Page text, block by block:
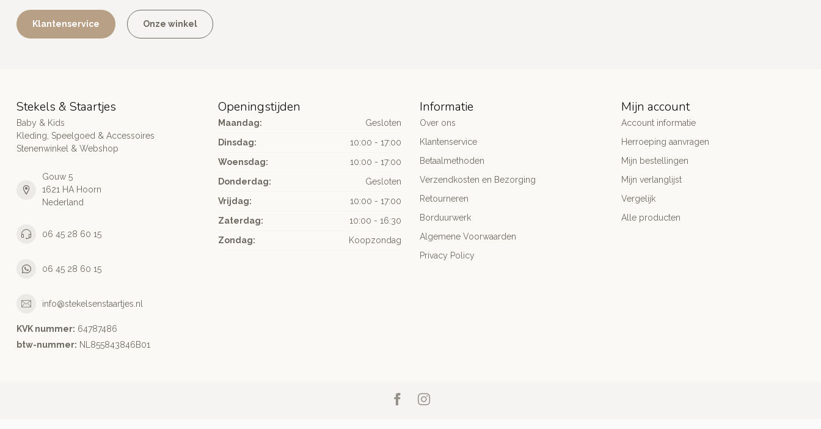
Klantenservice Onze winkel
Stekels & Staartjes
Baby & Kids
Kleding, Speelgoed & Accessoires
Stenenwinkel & Webshop
Gouw 5
1621 HA Hoorn
Nederland
06 45 28 60 15
06 45 28 60 15
info@stekelsenstaartjes.nl
KVK nummer: 64787486
btw-nummer: NL855843846B01
Openingstijden
Maandag:
Gesloten
Dinsdag:
10:00 - 17:00
Woensdag:
10:00 - 17:00
Donderdag:
Gesloten
Vrijdag:
10:00 - 17:00
Zaterdag:
10:00 - 16:30
Zondag:
Koopzondag
Informatie
Over ons
Klantenservice
Betaalmethoden
Verzendkosten en Bezorging
Retourneren
Borduurwerk
Algemene Voorwaarden
Privacy Policy
Mijn account
Account informatie
Herroeping aanvragen
Mijn bestellingen
Mijn verlanglijst
Vergelijk
Alle producten